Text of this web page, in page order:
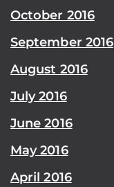
October 2016
September 2016
August 2016
July 2016
June 2016
May 2016
April 2016